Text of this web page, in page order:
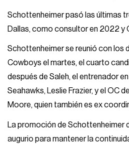
Schottenheimer pasó las últimas
Dallas, como consultor en 2022
Schottenheimer se reunió con los
Cowboys el martes, el cuarto
después de Saleh, el entrenador
Seahawks, Leslie Frazier, y el OC
Moore, quien también es ex
La promoción de Schottenheimer
augurio para mantener la